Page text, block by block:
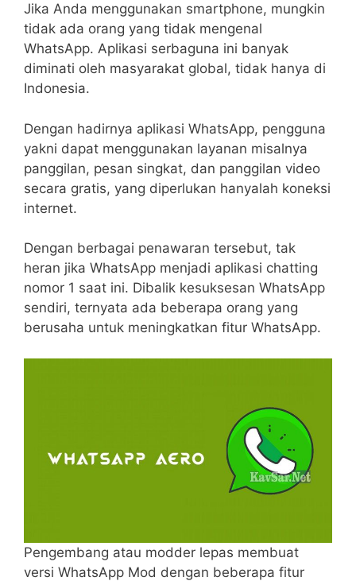
Jika Anda menggunakan smartphone, mungkin
tidak ada orang yang tidak mengenal
WhatsApp. Aplikasi serbaguna ini banyak
diminati oleh masyarakat global, tidak hanya di
Indonesia.
Dengan hadirnya aplikasi WhatsApp, pengguna
yakni dapat menggunakan layanan misalnya
panggilan, pesan singkat, dan panggilan video
secara gratis, yang diperlukan hanyalah koneksi
internet.
Dengan berbagai penawaran tersebut, tak
heran jika WhatsApp menjadi aplikasi chatting
nomor 1 saat ini. Dibalik kesuksesan WhatsApp
sendiri, ternyata ada beberapa orang yang
berusaha untuk meningkatkan fitur WhatsApp.
Pengembang atau modder lepas membuat
versi WhatsApp Mod dengan beberapa fitur